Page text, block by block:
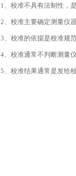
1、校准不具有法制性，
2、校准主要确定测量仪
3、校准的依据是校准规
4、校准通常不判断测量
5、校准结果通常是发给